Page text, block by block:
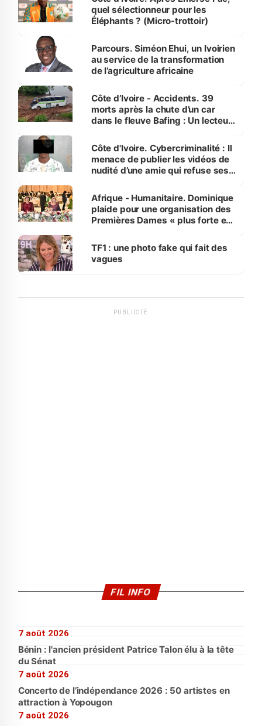
quel sélectionneur pour les
Éléphants ? (Micro-trottoir)
Parcours. Siméon Ehui, un Ivoirien
au service de la transformation
de l’agriculture africaine
Côte d’Ivoire - Accidents. 39
morts après la chute d’un car
dans le fleuve Bafing : Un lecteur
des Transports
Côte d'Ivoire. Cybercriminalité : Il
menace de publier les vidéos de
nudité d’une amie qui refuse ses
Afrique - Humanitaire. Dominique
plaide pour une organisation des
Premières Dames « plus forte et
sur la scène internationale »
TF1 : une photo fake qui fait des
vagues
PUBLICITÉ
FIL INFO
7 août 2026
Bénin : l'ancien président Patrice Talon élu à la tête
du Sénat
7 août 2026
Concerto de l’indépendance 2026 : 50 artistes en
attraction à Yopougon
7 août 2026